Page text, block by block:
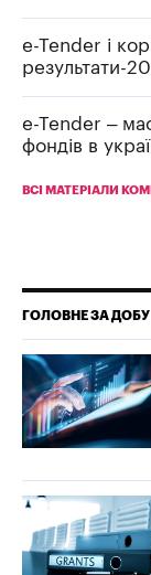
e-Tender і
результати-
e-Tender –
фондів в
ВСІ МАТЕРІАЛИ
ГОЛОВНЕ ЗА ДОБУ